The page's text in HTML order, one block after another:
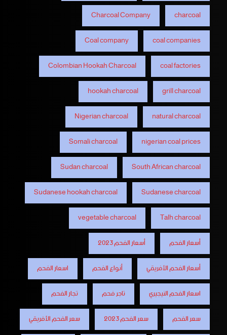
charcoal
Charcoal Company
coal companies
Coal company
coal factories
Colombian Hookah Charcoal
grill charcoal
hookah charcoal
natural charcoal
Nigerian charcoal
nigerian coal prices
Somali charcoal
South African charcoal
Sudan charcoal
Sudanese charcoal
Sudanese hookah charcoal
Talh charcoal
vegetable charcoal
أسعار الفحم
أسعار الفحم 2023
أسعار الفحم الأفريقي
أنواع الفحم
اسعار الفحم
اسعار الفحم النيجيري
تاجر فحم
تجار الفحم
سعر الفحم
سعر الفحم 2023
سعر الفحم الأفريقي